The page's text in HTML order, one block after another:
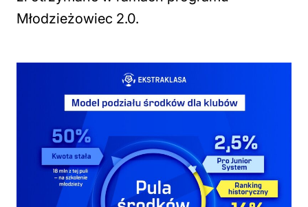
Młodzieżowiec 2.0.